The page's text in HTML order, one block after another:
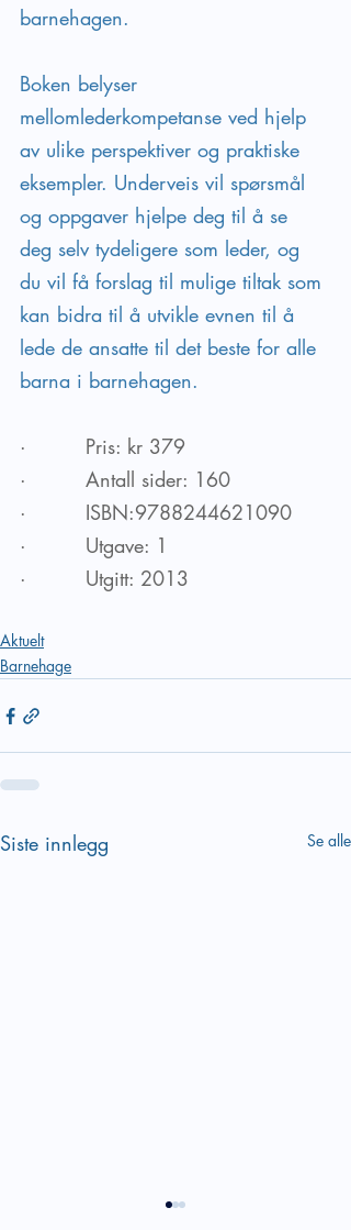
barnehagen.
Boken belyser
mellomlederkompetanse ved hjelp
av ulike perspektiver og praktiske
eksempler. Underveis vil spørsmål
og oppgaver hjelpe deg til å se
deg selv tydeligere som leder, og
du vil få forslag til mulige tiltak som
kan bidra til å utvikle evnen til å
lede de ansatte til det beste for alle
barna i barnehagen.
·         Pris: kr 379
·         Antall sider: 160
·         ISBN:9788244621090
·         Utgave: 1
·         Utgitt: 2013
Aktuelt
Barnehage
Siste innlegg Se alle